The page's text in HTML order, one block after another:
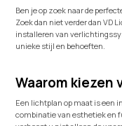
Ben je op zoek naar de
Zoek dan niet verder dan VD
installeren van
unieke stijl en behoeften.
Waarom kiezen
Een lichtplan op maat is een
combinatie van esthetiek en